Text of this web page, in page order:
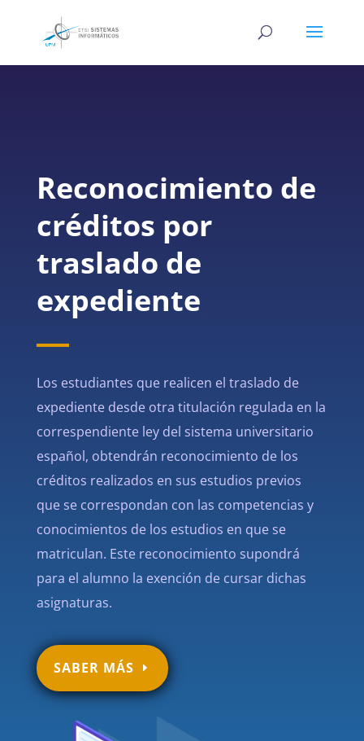
Reconocimiento de
créditos por
traslado de
expediente
Los estudiantes que realicen el traslado de
expediente desde otra titulación regulada en la
correspendiente ley del sistema universitario
español, obtendrán reconocimiento de los
créditos realizados en sus estudios previos
que se correspondan con las competencias y
conocimientos de los estudios en que se
matriculan. Este reconocimiento supondrá
para el alumno la exención de cursar dichas
asignaturas.
SABER MÁS